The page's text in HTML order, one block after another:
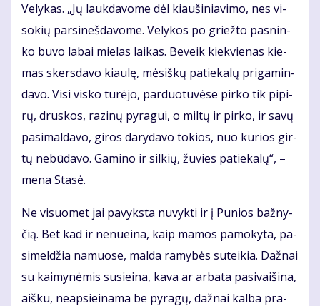
Ve­ly­kas. „Jų lauk­da­vo­me dėl kiau­ši­nia­vi­mo, nes vi­
so­kių par­si­neš­da­vo­me. Ve­ly­kos po griež­to pas­nin­
ko bu­vo la­bai mie­las lai­kas. Be­veik kiek­vie­nas kie­
mas skers­da­vo kiau­lę, mė­siš­kų pa­tie­ka­lų pri­ga­min­
da­vo. Vi­si vis­ko tu­rė­jo, par­duo­tu­vė­se pir­ko tik pi­pi­
rų, drus­kos, ra­zi­nų py­ra­gui, o mil­tų ir pir­ko, ir sa­vų
pa­si­mal­da­vo, gi­ros da­ry­da­vo to­kios, nuo ku­rios gir­
tų ne­bū­da­vo. Ga­mi­no ir sil­kių, žu­vies pa­tie­ka­lų“, –
me­na Sta­sė.
Ne vi­suo­met jai pa­vyks­ta nu­vyk­ti ir į Pu­nios baž­ny­
čią. Bet kad ir ne­nu­ei­na, kaip ma­mos pa­mo­ky­ta, pa­
si­mel­džia na­muo­se, mal­da ra­my­bės su­tei­kia. Daž­nai
su kai­my­nė­mis su­si­ei­na, ka­va ar ar­ba­ta pa­si­vai­ši­na,
aiš­ku, neap­si­ei­na­ma be py­ra­gų, daž­nai kal­ba pra­